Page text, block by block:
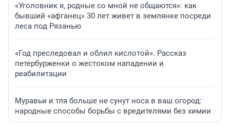
«Уголовник я, родные со мной не общаются»: как
бывший «афганец» 30 лет живет в землянке посреди
леса под Рязанью
«Год преследовал и облил кислотой». Рассказ
петербурженки о жестоком нападении и
реабилитации
Муравьи и тля больше не сунут носа в ваш огород:
народные способы борьбы с вредителями без химии